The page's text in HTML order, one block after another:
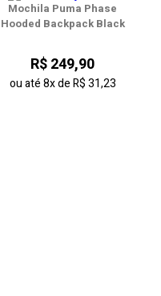
Mochila Puma Phase
Hooded Backpack Black
R$ 249,90
ou até8xdeR$ 31,23